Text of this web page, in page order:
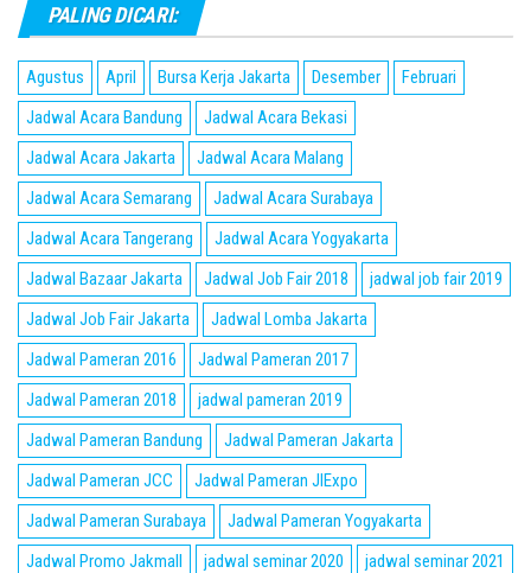
PALING DICARI:
Agustus April Bursa Kerja Jakarta Desember
Februari
Jadwal Acara Bandung
Jadwal Acara Bekasi
Jadwal Acara Jakarta
Jadwal Acara Malang
Jadwal Acara Semarang
Jadwal Acara Surabaya
Jadwal Acara Tangerang
Jadwal Acara Yogyakarta
Jadwal Bazaar Jakarta
Jadwal Job Fair 2018
jadwal job fair 2019
Jadwal Job Fair Jakarta
Jadwal Lomba Jakarta
Jadwal Pameran 2016
Jadwal Pameran 2017
Jadwal Pameran 2018
jadwal pameran 2019
Jadwal Pameran Bandung
Jadwal Pameran Jakarta
Jadwal Pameran JCC
Jadwal Pameran JIExpo
Jadwal Pameran Surabaya
Jadwal Pameran Yogyakarta
Jadwal Promo Jakmall
jadwal seminar 2020
jadwal seminar 2021